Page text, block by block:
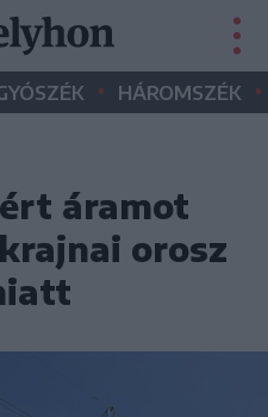
• HÁROMSZÉK •
áramot
orosz